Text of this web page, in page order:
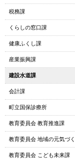
ト
ッ
へ
文
メ
ニ
ュ
ー
へ
税務課
くらしの窓口課
健康ふくし課
産業振興課
建設水道課
会計課
町立国保診療所
教育委員会 教育推進課
教育委員会 地域の元気づ
教育委員会 こども未来課